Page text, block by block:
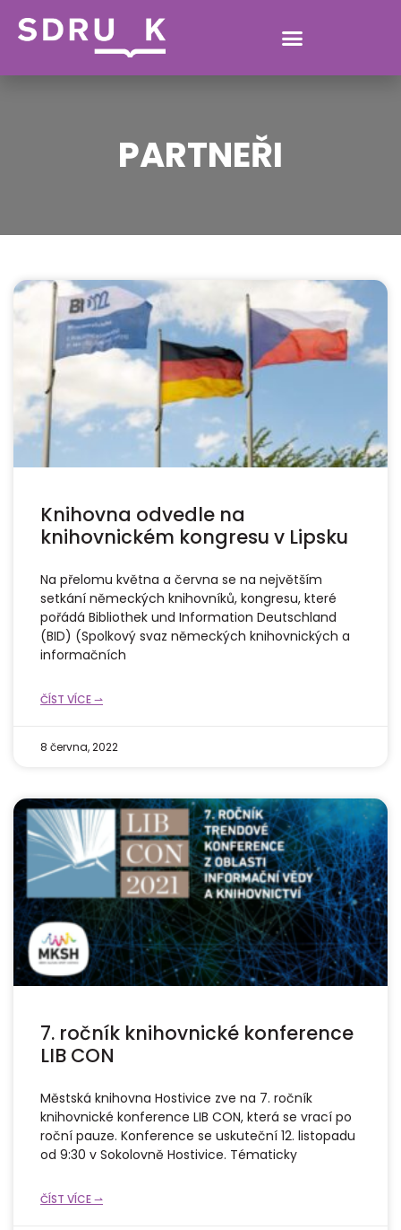
PARTNEŘI
Knihovna odvedle na
knihovnickém kongresu v Lipsku
Na přelomu května a června se na největším
setkání německých knihovníků, kongresu, které
pořádá Bibliothek und Information Deutschland
(BID) (Spolkový svaz německých knihovnických a
informačních
ČÍST VÍCE ⇀
8 června, 2022
7. ročník knihovnické konference
LIB CON
Městská knihovna Hostivice zve na 7. ročník
knihovnické konference LIB CON, která se vrací po
roční pauze. Konference se uskuteční 12. listopadu
od 9:30 v Sokolovně Hostivice. Tématicky
ČÍST VÍCE ⇀